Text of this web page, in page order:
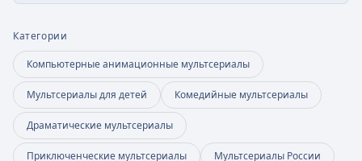
Категории
Компьютерные анимационные мультсериалы
Мультсериалы для детей Комедийные мультсериалы
Драматические мультсериалы
Приключенческие мультсериалы Мультсериалы России